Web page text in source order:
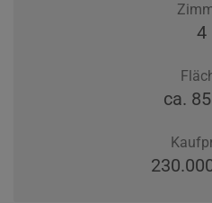
4
ca.